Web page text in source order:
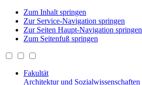
Zum Inhalt springen
Zur Service-Navigation springen
Zur Seiten Haupt-Navigation springen
Zum Seitenfuß springen
Fakultät
Architektur und Sozialwissenschaften